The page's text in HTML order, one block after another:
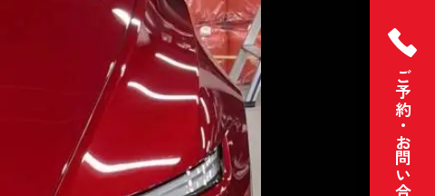
ご予約・お問い合わせ